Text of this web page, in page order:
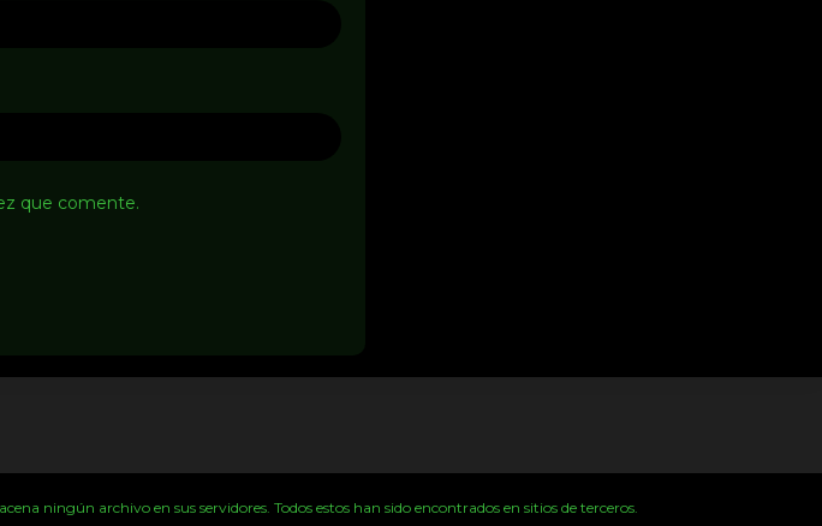
que comente.
ningún archivo en sus servidores. Todos estos han sido encontrados en sitios de terceros.